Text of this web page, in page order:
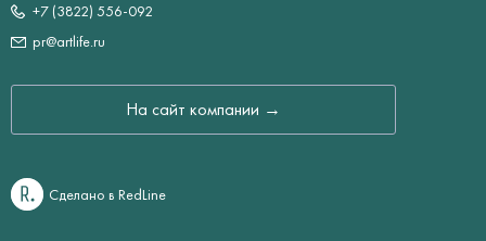
+7 (3822) 556-092
pr@artlife.ru
На сайт компании →
Сделано в RedLine